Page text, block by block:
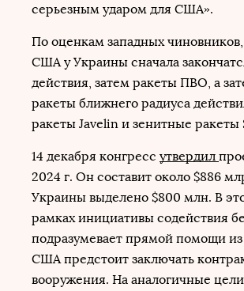
серьезным ударом для США».
По оценкам западных
США у Украины сначала
действия, затем ракеты ПВО, а
ракеты ближнего радиуса
ракеты Javelin и зенитные ракеты
14 декабря конгресс утвердил
2024 г. Он составит около $886
Украины выделено $800 млн. В
рамках инициативы содействия
подразумевает прямой помощи
США предстоит заключать
вооружения. На аналогичные